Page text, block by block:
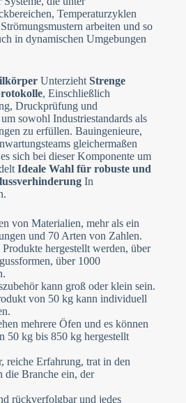
Temperaturzyklen
arbeiten und so
in dynamischen Umgebungen
UnterziehtStrenge
, Einschließlich
Druckprüfung und
sowohl Industriestandards als
zu erfüllen. Bauingenieure,
gleichermaßen
sich bei dieser Komponente um
Ideale Wahl für robuste und
In
von Materialien, mehr als ein
und 70 Arten von Zahlen.
hergestellt werden, über
über 1000
kann groß oder klein sein.
von 50 kg kann individuell
mehrere Öfen und es können
50 kg bis 850 kg hergestellt
reiche Erfahrung, trat in den
die Branche ein, der
rückverfolgbar und jedes